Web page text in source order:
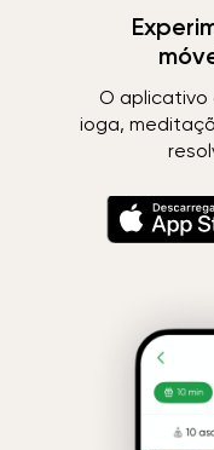
O aplicativo
ioga,